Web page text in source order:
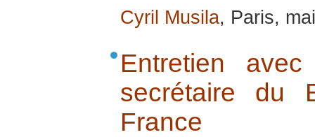
Cyril Musila, Paris,
Entretien
secrétaire du
France